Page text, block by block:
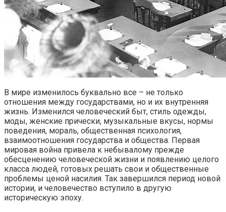
В мире изменилось буквально все – не только
отношения между го­сударствами, но и их внутренняя
жизнь. Изменился человеческий быт, стиль одежды,
моды, женские прически, музыкальные вкусы, нормы
поведения, мораль, общественная психология,
взаимоотно­шения государства и общества. Первая
мировая война привела к небывалому прежде
обесценению человеческой жизни и появлению целого
класса людей, готовых решать свои и общественные
пробле­мы ценой насилия. Так завершился период новой
истории, и человечество вступило в другую
историческую эпоху.